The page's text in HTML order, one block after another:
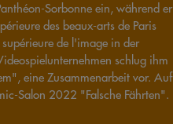
Sorbonne ein, während er
des beaux-arts de Paris
de l'image in der
schlug ihm
eine Zusammenarbeit vor. Auf
Salon 2022 "Falsche Fährten".